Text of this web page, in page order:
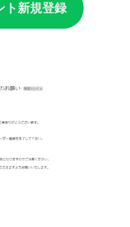
ト新規登録